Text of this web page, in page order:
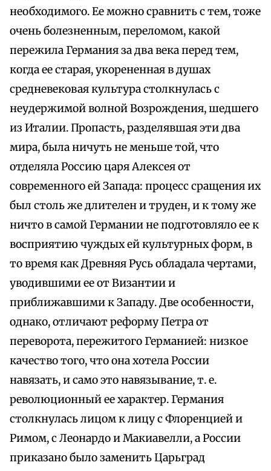
необходимого. Ее можно сравнить с тем, тоже
очень болезненным, переломом, какой
пережила Германия за два века перед тем,
когда ее старая, укорененная в душах
средневековая культура столкнулась с
неудержимой волной Возрождения, шедшего
из Италии. Пропасть, разделявшая эти два
мира, была ничуть не меньше той, что
отделяла Россию царя Алексея от
современного ей Запада: процесс сращения их
был столь же длителен и труден, и к тому же
ничто в самой Германии не подготовляло ее к
восприятию чуждых ей культурных форм, в
то время как Древняя Русь обладала чертами,
уводившими ее от Византии и
приближавшими к Западу. Две особенности,
однако, отличают реформу Петра от
переворота, пережитого Германией: низкое
качество того, что она хотела России
навязать, и само это навязывание, т. е.
революционный ее характер. Германия
столкнулась лицом к лицу с Флоренцией и
Римом, с Леонардо и Макиавелли, а России
приказано было заменить Царьград